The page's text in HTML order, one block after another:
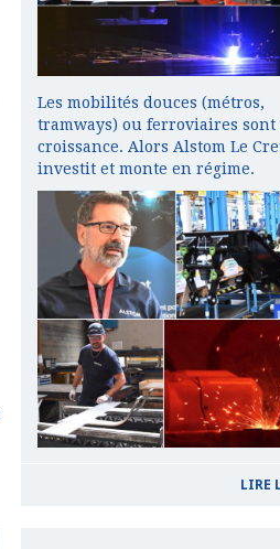
Les mobilités douces (métros,
tramways) ou ferroviaires sont
croissance. Alors Alstom Le
investit et monte en régime.
LIRE